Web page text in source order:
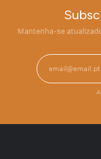
Mantenha-se